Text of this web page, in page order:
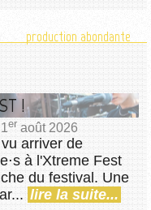
production abondante
!
er août 2026
arriver de
à l'Xtreme Fest
du festival. Une
lire la suite...